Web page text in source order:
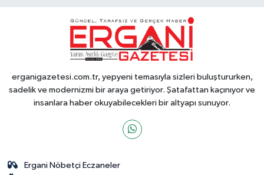
erganigazetesi.com.tr, yepyeni temasıyla sizleri buluştururken,
sadelik ve modernizmi bir araya getiriyor. Şatafattan kaçınıyor ve
insanlara haber okuyabilecekleri bir altyapı sunuyor.
Ergani Nöbetçi Eczaneler